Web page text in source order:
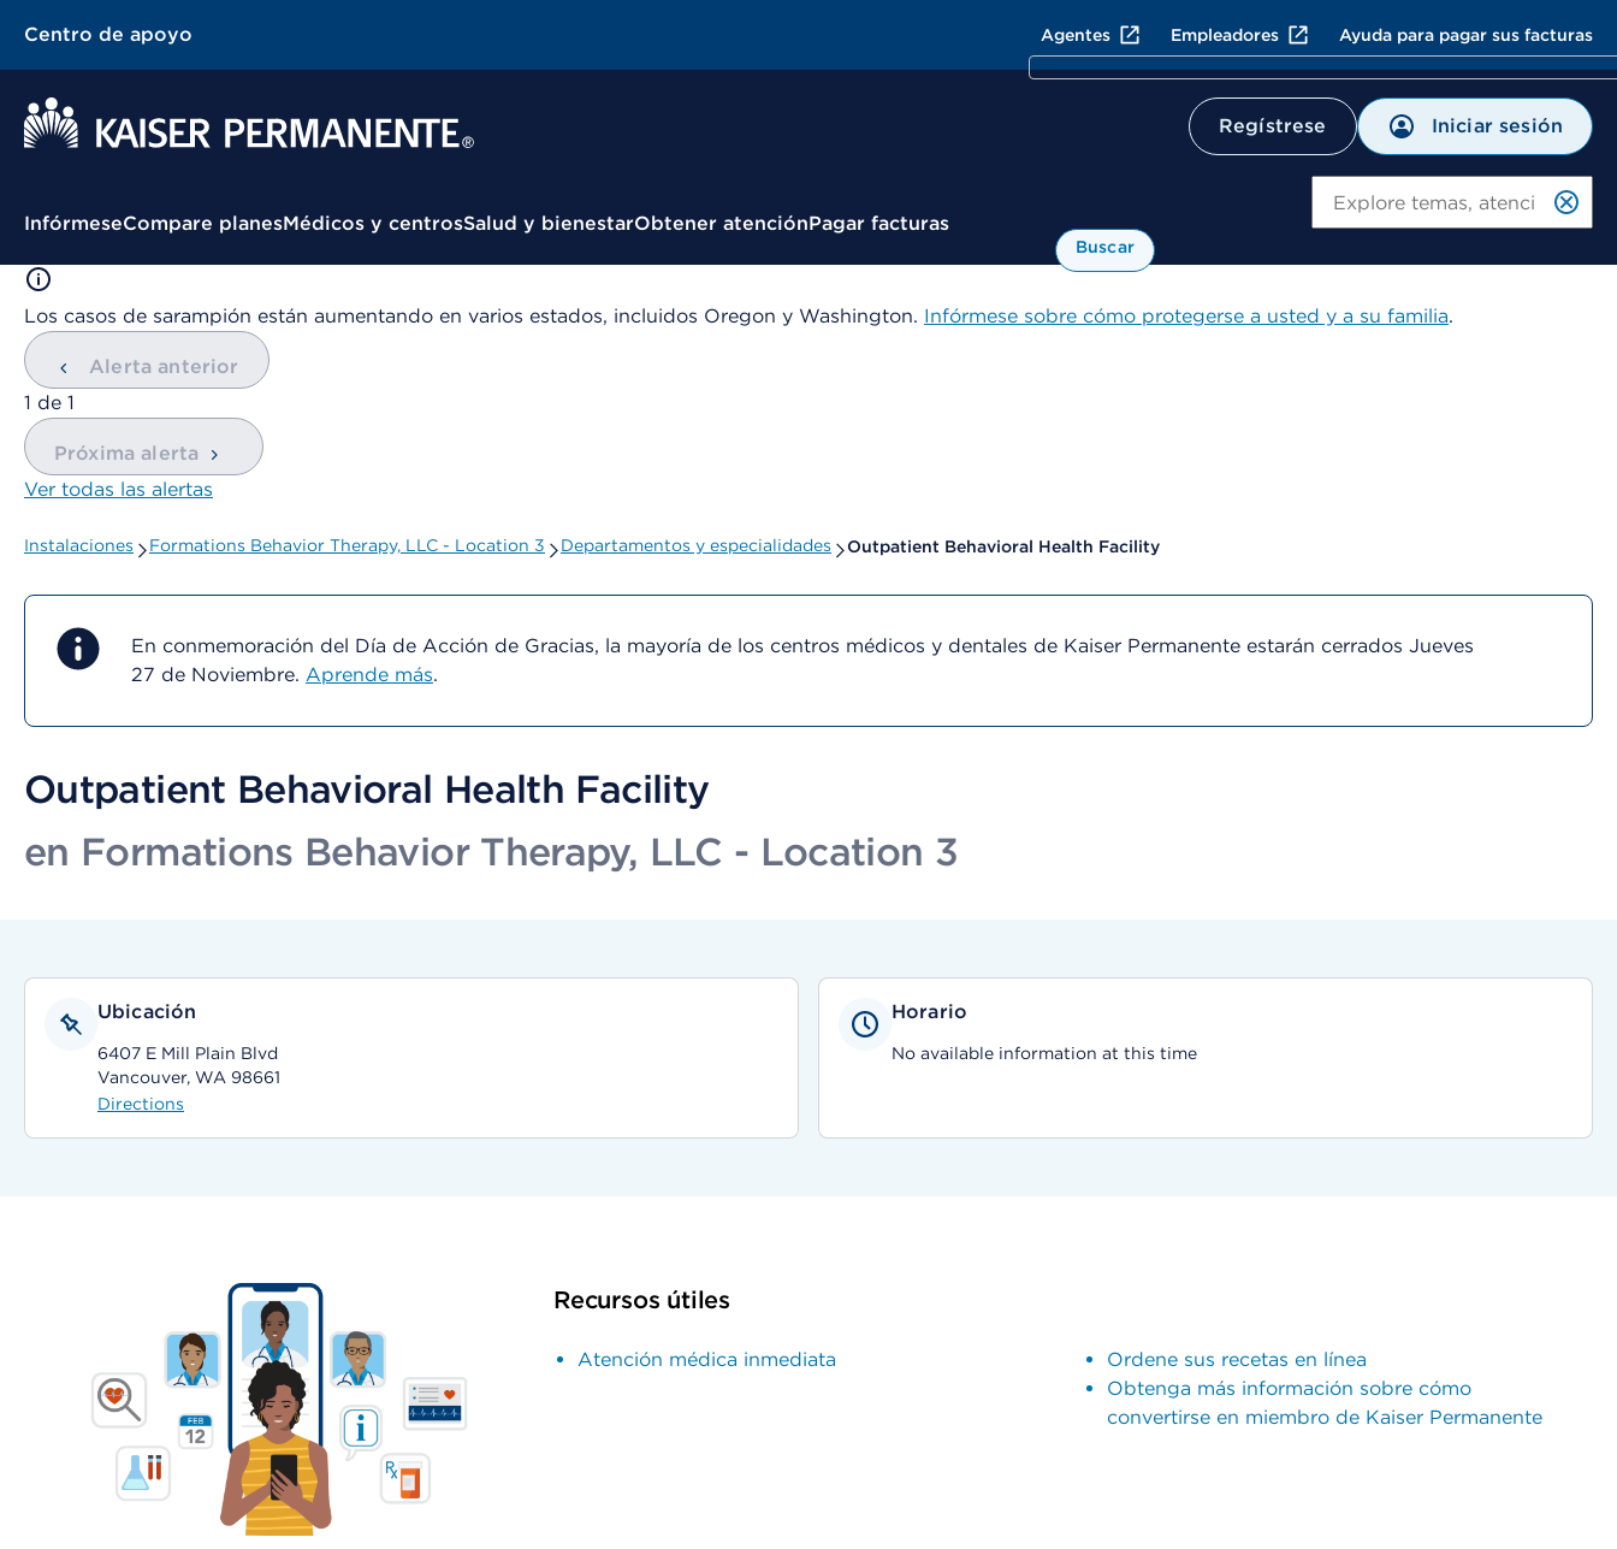
Centro de apoyo Agentes Empleadores Ayuda para pagar sus facturas
Regístrese Iniciar sesión
Menú contextual
InfórmeseCompare planesMédicos y centrosSalud y bienestarObtener atenciónPagar facturas
Buscar
Los casos de sarampión están aumentando en varios estados, incluidos Oregon y Washington. Infórmese sobre cómo protegerse a usted y a su familia.
Alerta anterior
mostrando
1 de 1
Próxima alerta
Ver todas las alertas
Instalaciones Formations Behavior Therapy, LLC - Location 3 Departamentos y especialidades Outpatient Behavioral Health Facility
En conmemoración del Día de Acción de Gracias, la mayoría de los centros médicos y dentales de Kaiser Permanente estarán cerrados Jueves
27 de Noviembre. Aprende más.
Outpatient Behavioral Health Facility
en Formations Behavior Therapy, LLC - Location 3
Ubicación
6407 E Mill Plain Blvd
Vancouver, WA 98661
Directions
Horario
No available information at this time
Recursos útiles
Atención médica inmediata
Ordene sus recetas en línea
Obtenga más información sobre cómo
convertirse en miembro de Kaiser Permanente